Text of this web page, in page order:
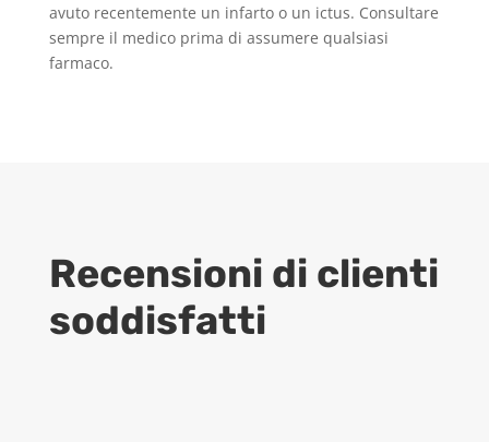
avuto recentemente un infarto o un ictus. Consultare
sempre il medico prima di assumere qualsiasi
farmaco.
Recensioni di clienti
soddisfatti